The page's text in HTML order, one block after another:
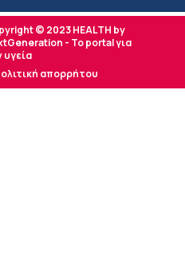
© 2023 HEALTH by
- Το portal για
υγεία
απορρήτου